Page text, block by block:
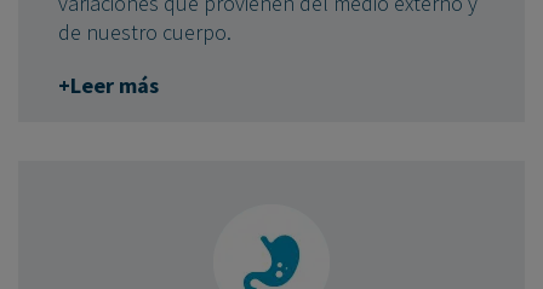
de nuestro cuerpo.
+Leer más